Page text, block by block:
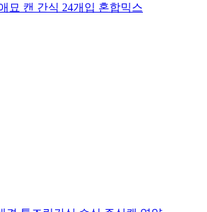
묘 캔 간식 24개입 혼합믹스